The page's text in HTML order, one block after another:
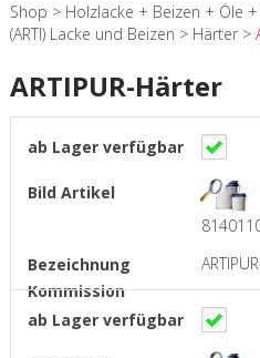
Shop > Holzlacke + Beizen + Öle
(ARTI) Lacke und Beizen > Härter >
ARTIPUR-Härter